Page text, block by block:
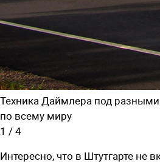
Техника Даймлера под
по всему миру
1 / 4
Интересно, что в Штутгарте не